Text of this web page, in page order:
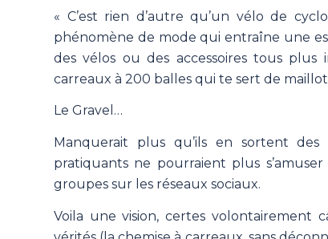
« C’est rien d’autre qu’un vélo de
phénomène de mode qui entraîne une
des vélos ou des accessoires tous
carreaux à 200 balles qui te sert de
Le Gravel…
Manquerait plus qu’ils en sortent
pratiquants ne pourraient plus
groupes sur les réseaux sociaux.
Voila une vision, certes volontairement